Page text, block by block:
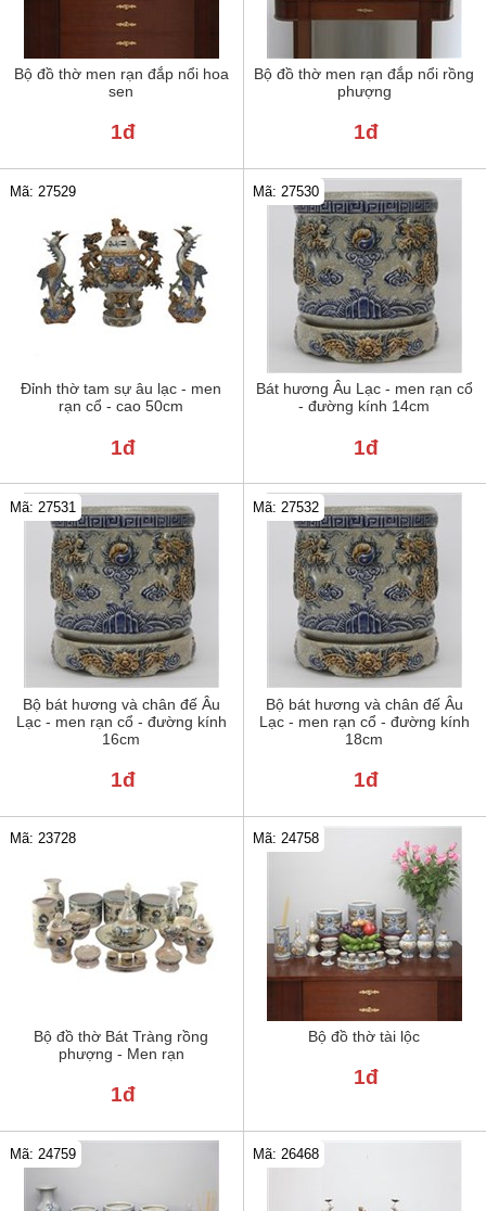
Bộ đồ thờ men rạn đắp nổi hoa
sen
1đ
Bộ đồ thờ men rạn đắp nổi rồng
phượng
1đ
Đỉnh thờ tam sự âu lạc - men
rạn cổ - cao 50cm
Mã: 27529
1đ
Bát hương Âu Lạc - men rạn cổ
- đường kính 14cm
Mã: 27530
1đ
Bộ bát hương và chân đế Âu
Lạc - men rạn cổ - đường kính
16cm
Mã: 27531
1đ
Bộ bát hương và chân đế Âu
Lạc - men rạn cổ - đường kính
18cm
Mã: 27532
1đ
Bộ đồ thờ Bát Tràng rồng
phượng - Men rạn
Mã: 23728
1đ
Bộ đồ thờ tài lộc
Mã: 24758
1đ
Mã: 24759 Mã: 26468